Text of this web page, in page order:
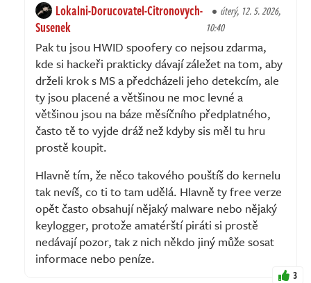
Lokalni-Dorucovatel-Citronovych-
Susenek
úterý, 12. 5. 2026,
10:40
Pak tu jsou HWID spoofery co nejsou zdarma,
kde si hackeři prakticky dávají záležet na tom, aby
drželi krok s MS a předcházeli jeho detekcím, ale
ty jsou placené a většinou ne moc levné a
většinou jsou na báze měsíčního předplatného,
často tě to vyjde dráž než kdyby sis měl tu hru
prostě koupit.
Hlavně tím, že něco takového pouštíš do kernelu
tak nevíš, co ti to tam udělá. Hlavně ty free verze
opět často obsahují nějaký malware nebo nějaký
keylogger, protože amatérští piráti si prostě
nedávají pozor, tak z nich někdo jiný může sosat
informace nebo peníze.
3